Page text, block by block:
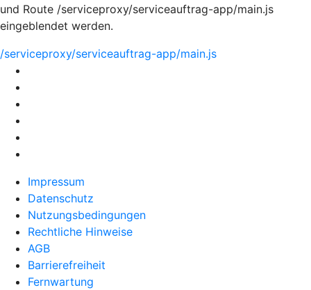
und Route /serviceproxy/serviceauftrag-app/main.js
eingeblendet werden.
/serviceproxy/serviceauftrag-app/main.js
Impressum
Datenschutz
Nutzungsbedingungen
Rechtliche Hinweise
AGB
Barrierefreiheit
Fernwartung